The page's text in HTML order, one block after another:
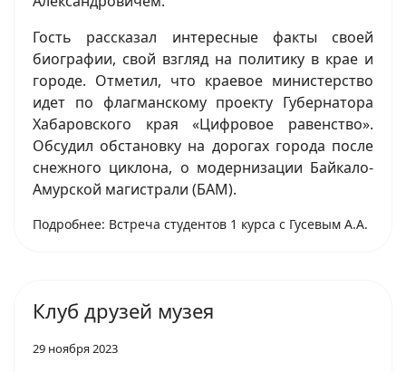
Гость рассказал интересные факты своей
биографии, свой взгляд на политику в крае и
городе. Отметил, что краевое министерство
идет по флагманскому проекту Губернатора
Хабаровского края «Цифровое равенство».
Обсудил обстановку на дорогах города после
снежного циклона, о модернизации Байкало-
Амурской магистрали (БАМ).
Подробнее: Встреча студентов 1 курса с Гусевым А.А.
Клуб друзей музея
29 ноября 2023